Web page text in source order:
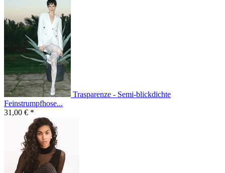
Trasparenze - Semi-blickdichte
Feinstrumpfhose...
31,00 € *